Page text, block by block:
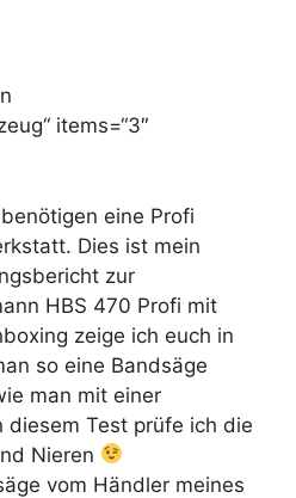
items=“3″
eine Profi
Dies ist mein
zur
HBS 470 Profi mit
zeige ich euch in
so eine Bandsäge
man mit einer
diesem Test prüfe ich die
Nieren
vom Händler meines